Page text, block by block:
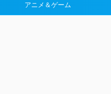
アニメ＆ゲーム